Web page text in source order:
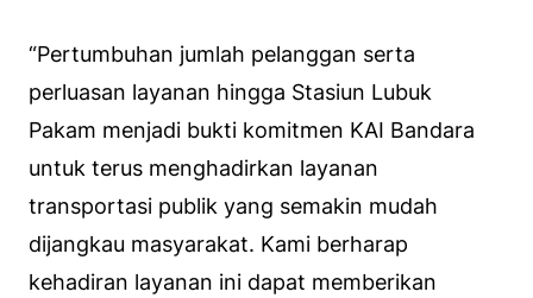
“Pertumbuhan jumlah pelanggan serta
perluasan layanan hingga Stasiun Lubuk
Pakam menjadi bukti komitmen KAI Bandara
untuk terus menghadirkan layanan
transportasi publik yang semakin mudah
dijangkau masyarakat. Kami berharap
kehadiran layanan ini dapat memberikan